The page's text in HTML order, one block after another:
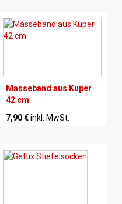
Masseband aus Kuper
42 cm
7,90 €inkl. MwSt.